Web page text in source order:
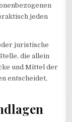
jeden
juristische
die allein
und Mittel der
entscheidet,